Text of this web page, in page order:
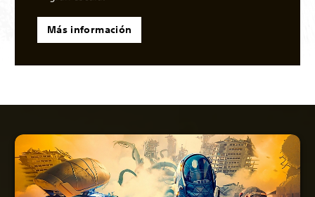
Más información